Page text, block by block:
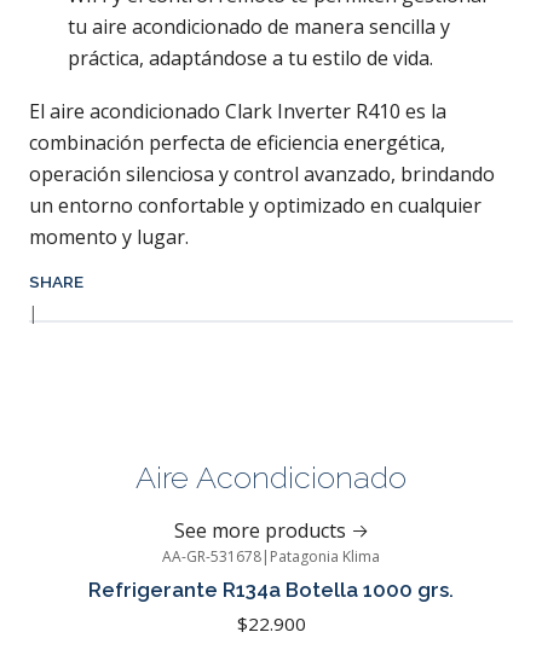
tu aire acondicionado de manera sencilla y
práctica, adaptándose a tu estilo de vida.
El aire acondicionado Clark Inverter R410 es la
combinación perfecta de eficiencia energética,
operación silenciosa y control avanzado, brindando
un entorno confortable y optimizado en cualquier
momento y lugar.
SHARE
|
Aire Acondicionado
See more products
AA-GR-531678| Patagonia Klima
Refrigerante R134a Botella 1000 grs.
$22.900